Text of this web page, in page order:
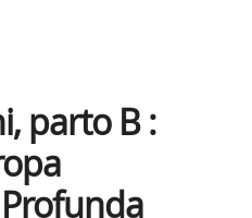
parto B :